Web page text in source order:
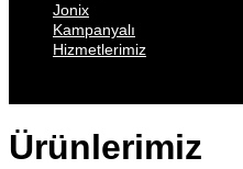
Jonix
Kampanyalı
Hizmetlerimiz
Ürünlerimiz